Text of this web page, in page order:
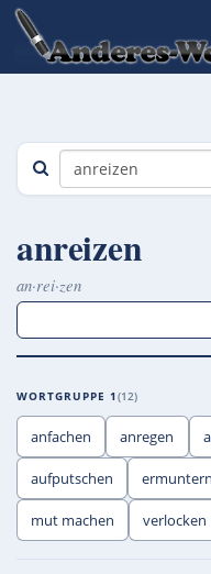
anreizen
an·rei·zen
WORTGRUPPE 1 12
anfachen anregen
aufputschen ermuntern
mut machen verlocken